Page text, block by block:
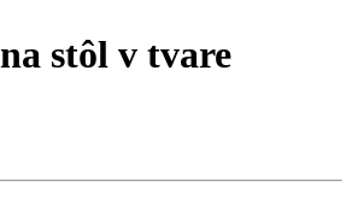
stôl v tvare